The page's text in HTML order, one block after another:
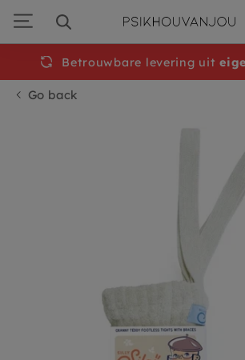
navigation
Go back
Betrouwbare levering uit
Free shipping from